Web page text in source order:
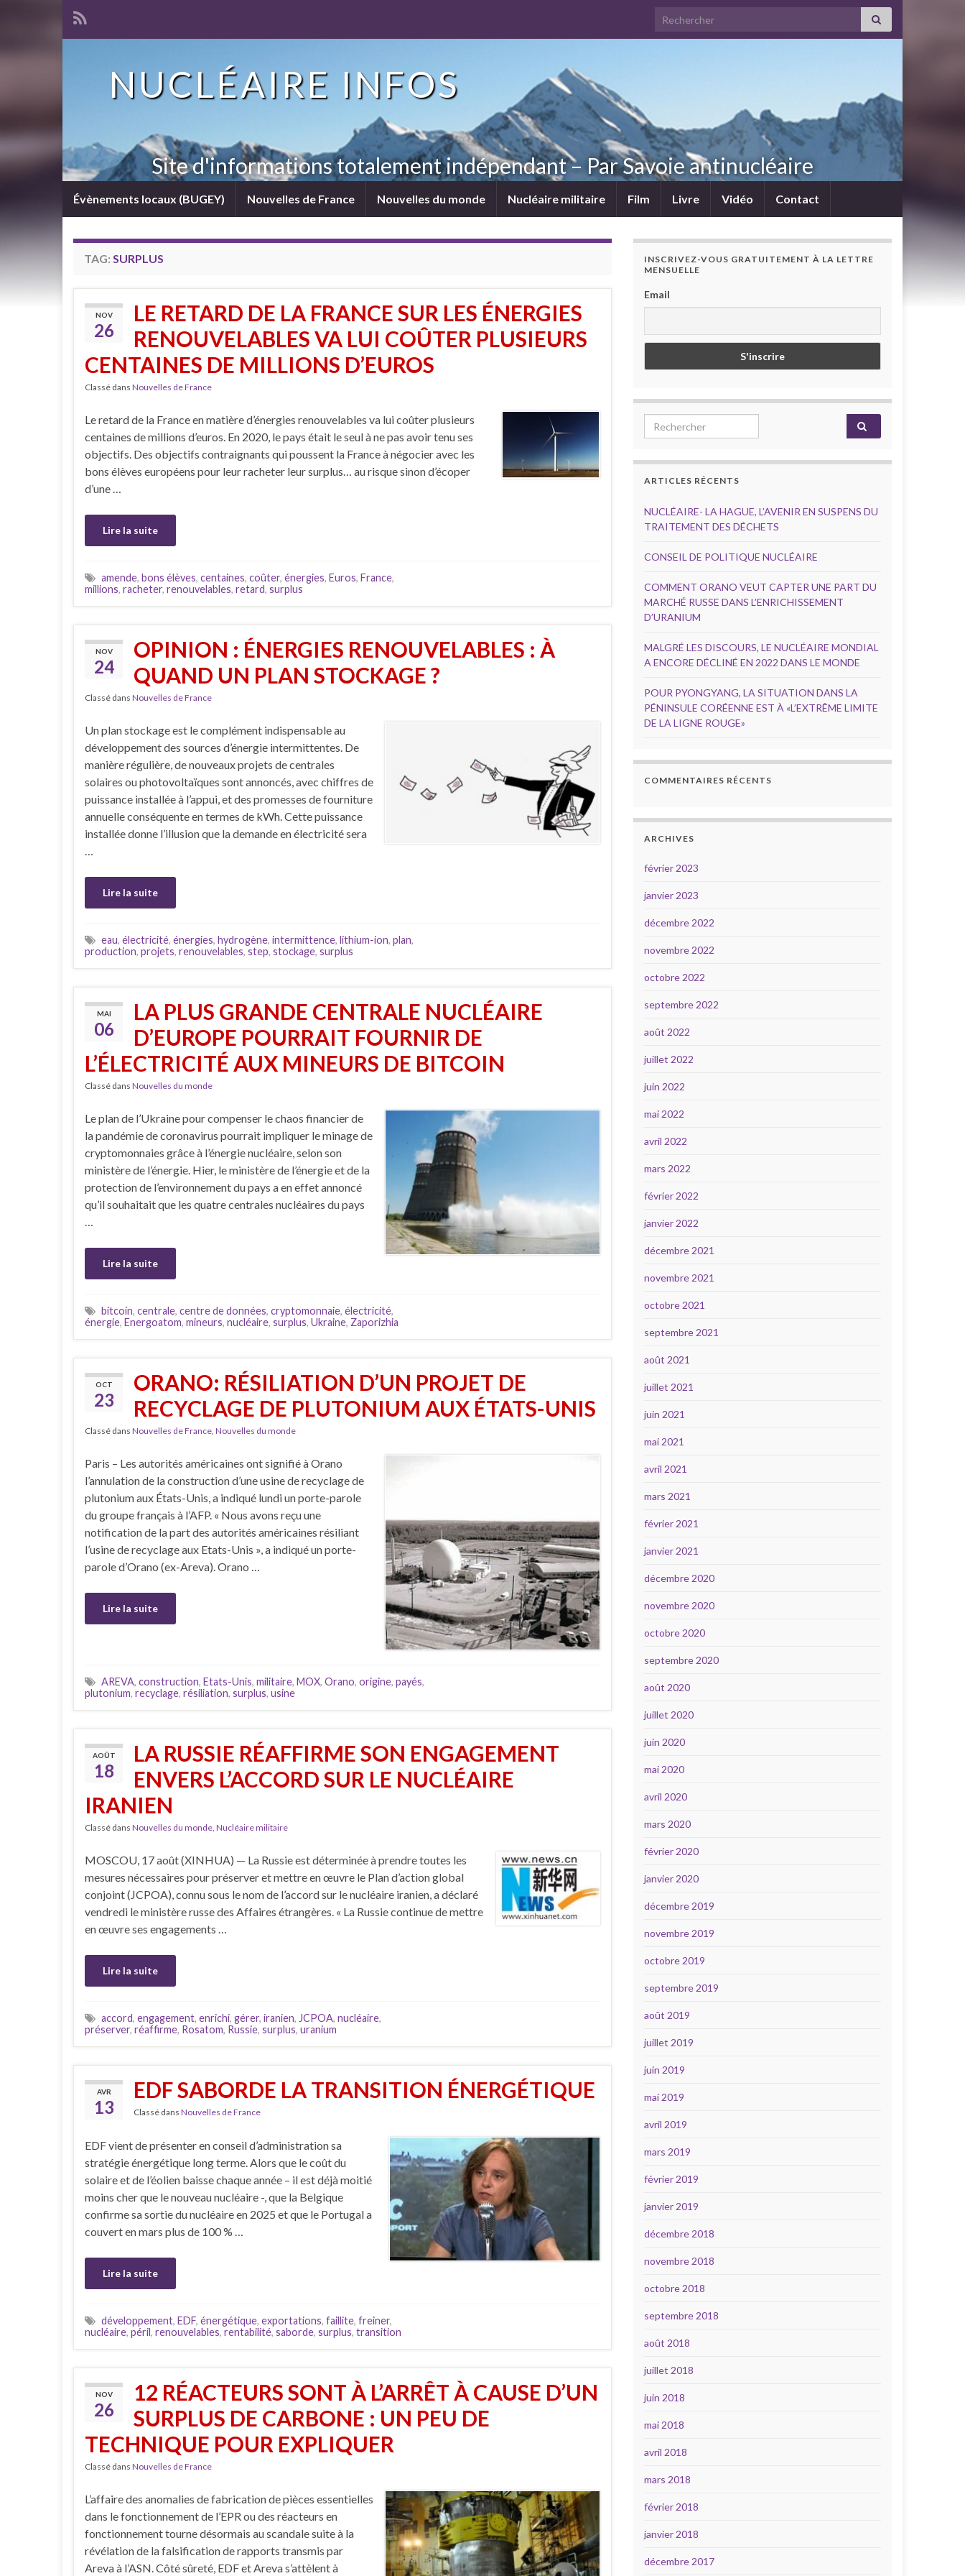
Search for:
NUCLÉAIRE INFOS
Site d'informations totalement indépendant – Par Savoie antinucléaire
Évènements locaux (BUGEY) Nouvelles de France Nouvelles du monde Nucléaire militaire Film Livre Vidéo Contact
TAG: SURPLUS
NOV
26
LE RETARD DE LA FRANCE SUR LES ÉNERGIES
RENOUVELABLES VA LUI COÛTER PLUSIEURS
CENTAINES DE MILLIONS D’EUROS
Classé dans Nouvelles de France
Le retard de la France en matière d’énergies renouvelables va lui coûter plusieurs
centaines de millions d’euros. En 2020, le pays était le seul à ne pas avoir tenu ses
objectifs. Des objectifs contraignants qui poussent la France à négocier avec les
bons élèves européens pour leur racheter leur surplus… au risque sinon d’écoper
d’une …
Lire la suite
amende, bons élèves, centaines, coûter, énergies, Euros, France,
millions, racheter, renouvelables, retard, surplus
NOV
24
OPINION : ÉNERGIES RENOUVELABLES : À
QUAND UN PLAN STOCKAGE ?
Classé dans Nouvelles de France
Un plan stockage est le complément indispensable au
développement des sources d’énergie intermittentes. De
manière régulière, de nouveaux projets de centrales
solaires ou photovoltaïques sont annoncés, avec chiffres de
puissance installée à l’appui, et des promesses de fourniture
annuelle conséquente en termes de kWh. Cette puissance
installée donne l’illusion que la demande en électricité sera
…
Lire la suite
eau, électricité, énergies, hydrogène, intermittence, lithium-ion, plan,
production, projets, renouvelables, step, stockage, surplus
MAI
06
LA PLUS GRANDE CENTRALE NUCLÉAIRE
D’EUROPE POURRAIT FOURNIR DE
L’ÉLECTRICITÉ AUX MINEURS DE BITCOIN
Classé dans Nouvelles du monde
Le plan de l’Ukraine pour compenser le chaos financier de
la pandémie de coronavirus pourrait impliquer le minage de
cryptomonnaies grâce à l’énergie nucléaire, selon son
ministère de l’énergie. Hier, le ministère de l’énergie et de la
protection de l’environnement du pays a en effet annoncé
qu’il souhaitait que les quatre centrales nucléaires du pays
…
Lire la suite
bitcoin, centrale, centre de données, cryptomonnaie, électricité,
énergie, Energoatom, mineurs, nucléaire, surplus, Ukraine, Zaporizhia
OCT
23
ORANO: RÉSILIATION D’UN PROJET DE
RECYCLAGE DE PLUTONIUM AUX ÉTATS-UNIS
Classé dans Nouvelles de France, Nouvelles du monde
Paris – Les autorités américaines ont signifié à Orano
l’annulation de la construction d’une usine de recyclage de
plutonium aux États-Unis, a indiqué lundi un porte-parole
du groupe français à l’AFP. « Nous avons reçu une
notification de la part des autorités américaines résiliant
l’usine de recyclage aux Etats-Unis », a indiqué un porte-
parole d’Orano (ex-Areva). Orano …
Lire la suite
AREVA, construction, Etats-Unis, militaire, MOX, Orano, origine, payés,
plutonium, recyclage, résiliation, surplus, usine
AOÛT
18
LA RUSSIE RÉAFFIRME SON ENGAGEMENT
ENVERS L’ACCORD SUR LE NUCLÉAIRE
IRANIEN
Classé dans Nouvelles du monde, Nucléaire militaire
MOSCOU, 17 août (XINHUA) — La Russie est déterminée à prendre toutes les
mesures nécessaires pour préserver et mettre en œuvre le Plan d’action global
conjoint (JCPOA), connu sous le nom de l’accord sur le nucléaire iranien, a déclaré
vendredi le ministère russe des Affaires étrangères. « La Russie continue de mettre
en œuvre ses engagements …
Lire la suite
accord, engagement, enrichi, gérer, iranien, JCPOA, nucléaire,
préserver, réaffirme, Rosatom, Russie, surplus, uranium
AVR
13
EDF SABORDE LA TRANSITION ÉNERGÉTIQUE
Classé dans Nouvelles de France
EDF vient de présenter en conseil d’administration sa
stratégie énergétique long terme. Alors que le coût du
solaire et de l’éolien baisse chaque année – il est déjà moitié
moins cher que le nouveau nucléaire -, que la Belgique
confirme sa sortie du nucléaire en 2025 et que le Portugal a
couvert en mars plus de 100 % …
Lire la suite
développement, EDF, énergétique, exportations, faillite, freiner,
nucléaire, péril, renouvelables, rentabilité, saborde, surplus, transition
NOV
26
12 RÉACTEURS SONT À L’ARRÊT À CAUSE D’UN
SURPLUS DE CARBONE : UN PEU DE
TECHNIQUE POUR EXPLIQUER
Classé dans Nouvelles de France
L’affaire des anomalies de fabrication de pièces essentielles
dans le fonctionnement de l’EPR ou des réacteurs en
fonctionnement tourne désormais au scandale suite à la
révélation de la falsification de rapports transmis par
Areva à l’ASN. Côté sûreté, EDF et Areva s’attèlent à
INSCRIVEZ-VOUS GRATUITEMENT À LA LETTRE
MENSUELLE
Email
Search for:
ARTICLES RÉCENTS
NUCLÉAIRE- LA HAGUE, L’AVENIR EN SUSPENS DU
TRAITEMENT DES DÉCHETS
CONSEIL DE POLITIQUE NUCLÉAIRE
COMMENT ORANO VEUT CAPTER UNE PART DU
MARCHÉ RUSSE DANS L’ENRICHISSEMENT
D’URANIUM
MALGRÉ LES DISCOURS, LE NUCLÉAIRE MONDIAL
A ENCORE DÉCLINÉ EN 2022 DANS LE MONDE
POUR PYONGYANG, LA SITUATION DANS LA
PÉNINSULE CORÉENNE EST À «L’EXTRÊME LIMITE
DE LA LIGNE ROUGE»
COMMENTAIRES RÉCENTS
ARCHIVES
février 2023
janvier 2023
décembre 2022
novembre 2022
octobre 2022
septembre 2022
août 2022
juillet 2022
juin 2022
mai 2022
avril 2022
mars 2022
février 2022
janvier 2022
décembre 2021
novembre 2021
octobre 2021
septembre 2021
août 2021
juillet 2021
juin 2021
mai 2021
avril 2021
mars 2021
février 2021
janvier 2021
décembre 2020
novembre 2020
octobre 2020
septembre 2020
août 2020
juillet 2020
juin 2020
mai 2020
avril 2020
mars 2020
février 2020
janvier 2020
décembre 2019
novembre 2019
octobre 2019
septembre 2019
août 2019
juillet 2019
juin 2019
mai 2019
avril 2019
mars 2019
février 2019
janvier 2019
décembre 2018
novembre 2018
octobre 2018
septembre 2018
août 2018
juillet 2018
juin 2018
mai 2018
avril 2018
mars 2018
février 2018
janvier 2018
décembre 2017